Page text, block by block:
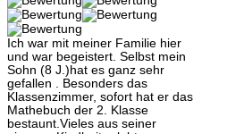
Ich war mit meiner Familie hier
und war begeistert. Selbst mein
Sohn (8 J.)hat es ganz sehr
gefallen . Besonders das
Klassenzimmer, sofort hat er das
Mathebuch der 2. Klasse
bestaunt.Vieles aus seiner